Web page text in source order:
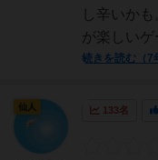
し辛いか
が楽しいゲ
続きを読む（7
133名
仙人